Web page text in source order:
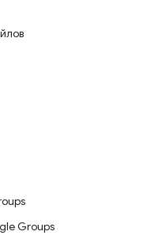
Groups